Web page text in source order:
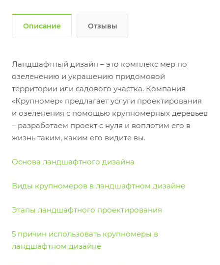
Описание Отзывы
Ландшафтный дизайн – это комплекс мер по
озеленению и украшению придомовой
территории или садового участка. Компания
«Крупномер» предлагает услуги проектирования
и озеленения с помощью крупномерных деревьев
– разработаем проект с нуля и воплотим его в
жизнь таким, каким его видите вы.
Основа ландшафтного дизайна
Виды крупномеров в ландшафтном дизайне
Этапы ландшафтного проектирования
5 причин использовать крупномеры в
ландшафтном дизайне